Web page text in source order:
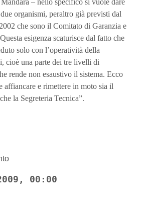
Mandarà – nello specifico si vuole dare
organismi, peraltro già previsti dal
che sono il Comitato di Garanzia e
esigenza scaturisce dal fatto che
solo con l’operatività della
cioè una parte dei tre livelli di
rende non esaustivo il sistema. Ecco
affiancare e rimettere in moto sia il
la Segreteria Tecnica”.
00:00